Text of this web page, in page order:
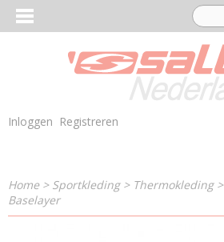
Inloggen Registreren
Home> Sportkleding> Thermokleding>
Baselayer